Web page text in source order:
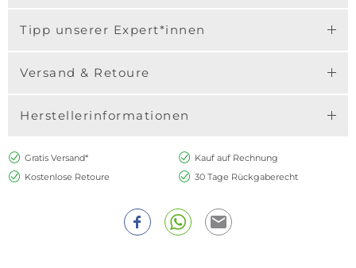
Tipp unserer Expert*innen
Versand & Retoure
Herstellerinformationen
Gratis Versand*
Kauf auf Rechnung
Kostenlose Retoure
30 Tage Rückgaberecht